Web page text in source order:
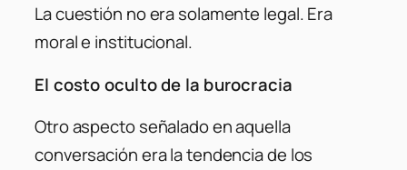
La cuestión no era solamente legal. Era
moral e institucional.
El costo oculto de la burocracia
Otro aspecto señalado en aquella
conversación era la tendencia de los